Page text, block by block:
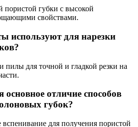
пористой губки с высокой
свойствами.
используют для нарезки
для точной и гладкой резки на
основное отличие способов
губок?
для получения пористой